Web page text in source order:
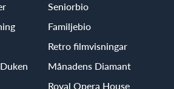
Seniorbio
Familjebio
Retro filmvisningar
Månadens Diamant
Royal Opera House